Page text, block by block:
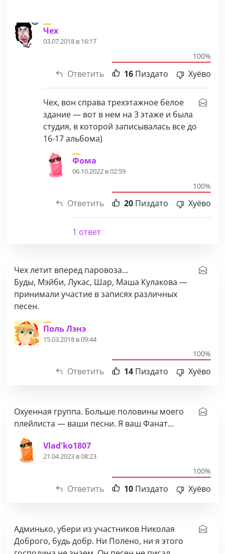
Чех
03.07.2018 в 16:17
Ответить
100%
16 Пиздато Хуёво
Чех, вон справа трехэтажное белое
здание — вот в нем на 3 этаже и была
студия, в которой записывалась все до
16-17 альбома)
Фома
06.10.2022 в 02:59
Ответить
100%
20 Пиздато Хуёво
1 ответ
Чех летит вперед паровоза...
Буды, Мэйби, Лукас, Шар, Маша Кулакова —
принимали участие в записях различных
песен.
Поль Лэнэ
15.03.2018 в 09:44
Ответить
100%
14 Пиздато Хуёво
Охуенная группа. Больше половины моего
плейлиста — ваши песни. Я ваш Фанат...
Vlad'ko1807
21.04.2023 в 08:23
Ответить
100%
10 Пиздато Хуёво
Админько, убери из участников Николая
Доброго, будь добр. Ни Полено, ни я этого